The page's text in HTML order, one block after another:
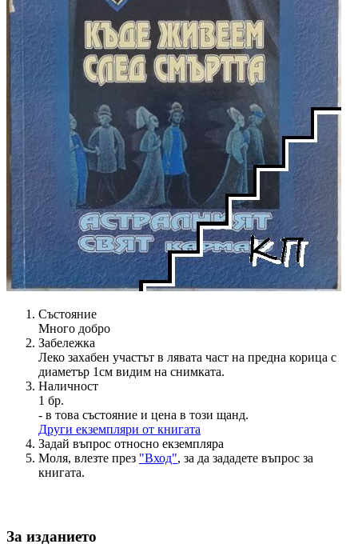
Състояние
Много добро
Забележка
Леко захабен участът в лявата част на предна корица с
диаметър 1см видим на снимката.
Наличност
1 бр.
- в това състояние и цена в този щанд.
Други екземпляри от книгата
Задай въпрос относно екземпляра
Моля, влезте през "Вход", за да зададете въпрос за
книгата.
За изданието